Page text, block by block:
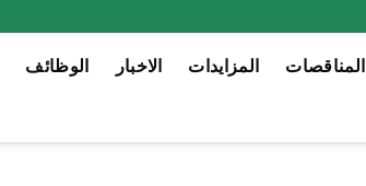
المناقصات المزايدات الاخبار الوظائف